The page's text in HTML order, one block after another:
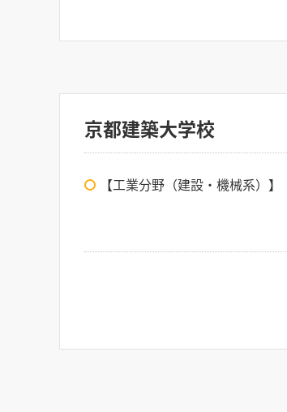
京都建築大学校
【工業分野（建設・機械系）】